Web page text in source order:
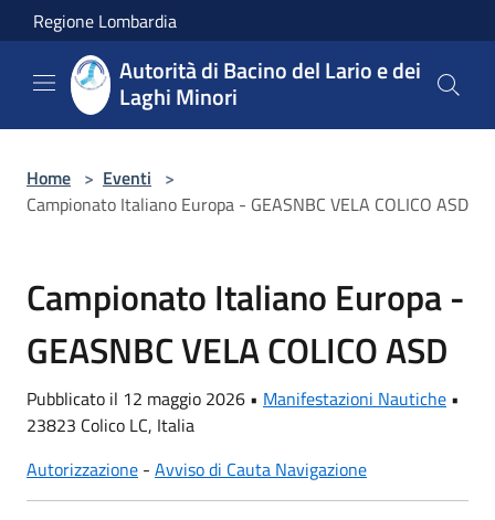
Salta al contenuto principale
Regione Lombardia
Autorità di Bacino del Lario e dei
Laghi Minori
Home > Eventi >
Campionato Italiano Europa - GEASNBC VELA COLICO ASD
Campionato Italiano Europa -
GEASNBC VELA COLICO ASD
Pubblicato il 12 maggio 2026 • Manifestazioni Nautiche •
23823 Colico LC, Italia
Autorizzazione - Avviso di Cauta Navigazione